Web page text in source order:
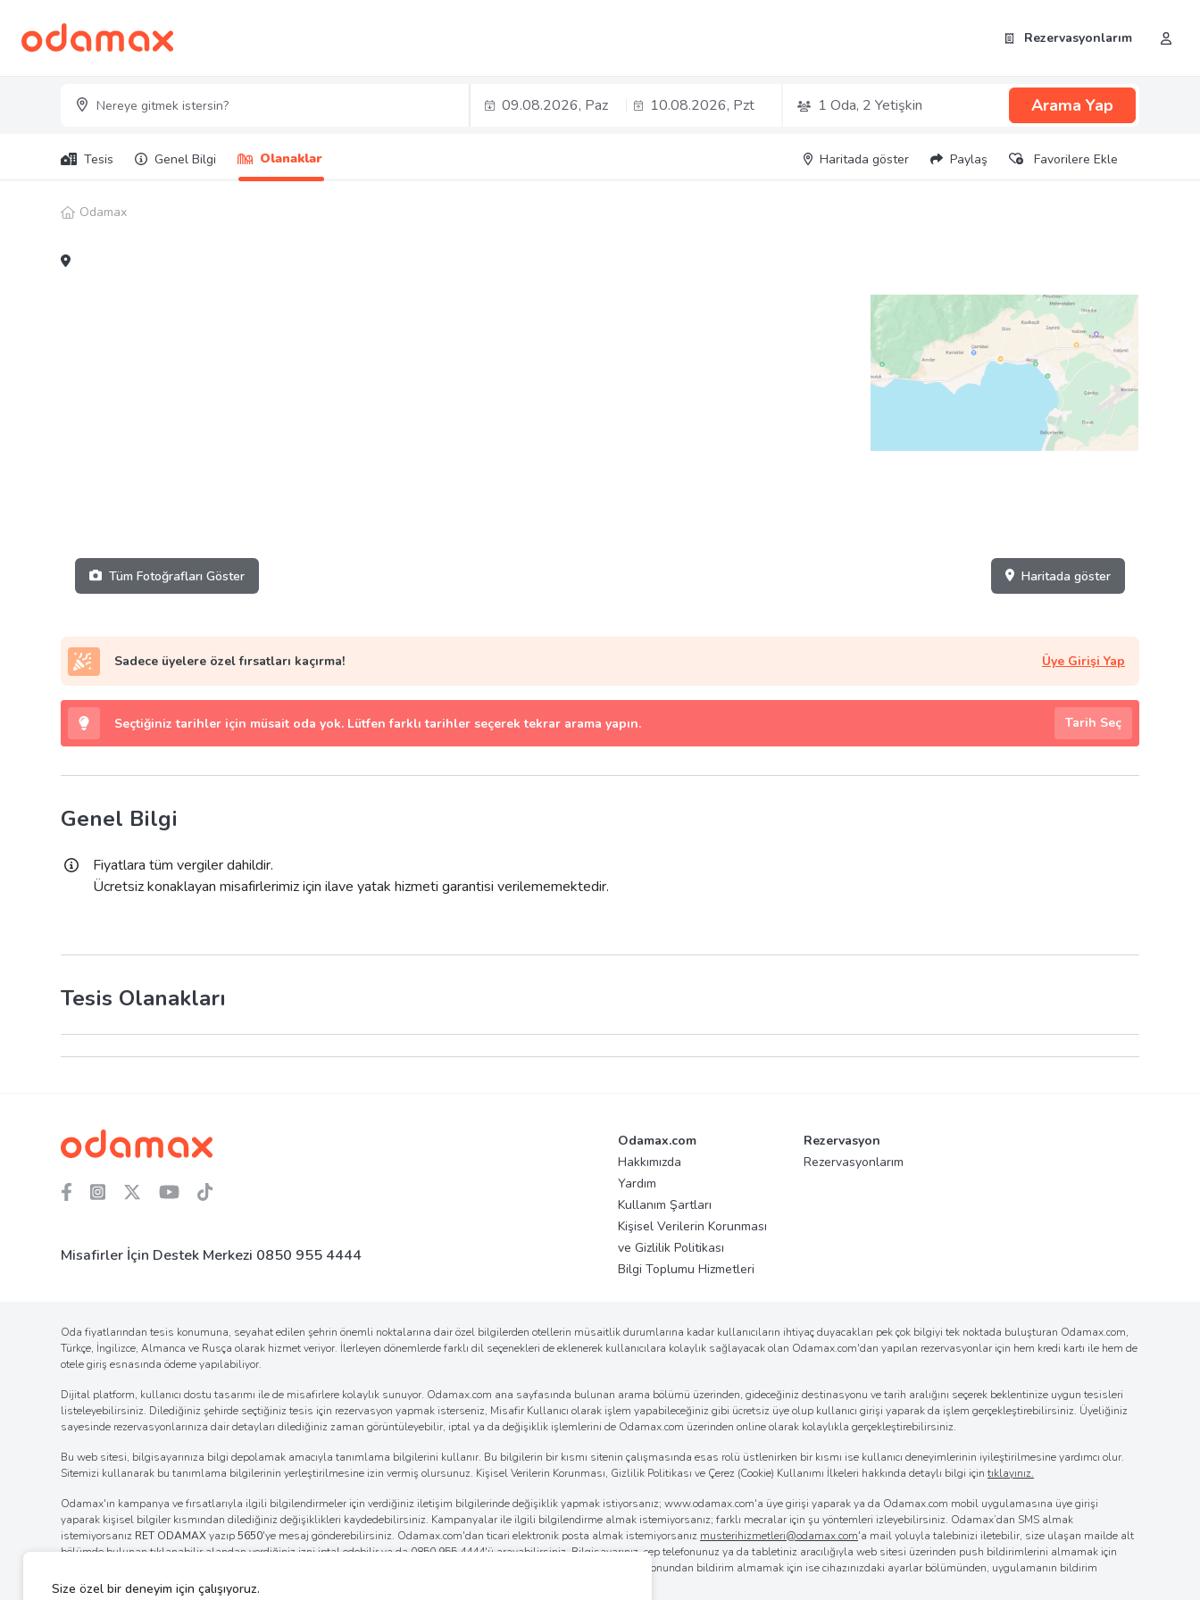
Rezervasyonlarım
09.08.2026, Paz 10.08.2026, Pzt 1 Oda, 2 Yetişkin Arama Yap
Tesis Genel Bilgi Olanaklar Haritada göster Paylaş Favorilere Ekle
Odamax
Tüm Fotoğrafları Göster Haritada göster
Sadece üyelere özel fırsatları kaçırma! Üye Girişi Yap
Seçtiğiniz tarihler için müsait oda yok. Lütfen farklı tarihler seçerek tekrar arama yapın. Tarih Seç
Genel Bilgi
Fiyatlara tüm vergiler dahildir.
Ücretsiz konaklayan misafirlerimiz için ilave yatak hizmeti garantisi verilememektedir.
Tesis Olanakları
Misafirler İçin Destek Merkezi 0850 955 4444
Odamax.com
Hakkımızda
Yardım
Kullanım Şartları
Kişisel Verilerin Korunması
ve Gizlilik Politikası
Bilgi Toplumu Hizmetleri
Rezervasyon
Rezervasyonlarım
Oda fiyatlarından tesis konumuna, seyahat edilen şehrin önemli noktalarına dair özel bilgilerden otellerin müsaitlik durumlarına kadar kullanıcıların ihtiyaç duyacakları pek çok bilgiyi tek noktada buluşturan Odamax.com,
Türkçe, İngilizce, Almanca ve Rusça olarak hizmet veriyor. İlerleyen dönemlerde farklı dil seçenekleri de eklenerek kullanıcılara kolaylık sağlayacak olan Odamax.com'dan yapılan rezervasyonlar için hem kredi kartı ile hem de
otele giriş esnasında ödeme yapılabiliyor.
Dijital platform, kullanıcı dostu tasarımı ile de misafirlere kolaylık sunuyor. Odamax.com ana sayfasında bulunan arama bölümü üzerinden, gideceğiniz destinasyonu ve tarih aralığını seçerek beklentinize uygun tesisleri
listeleyebilirsiniz. Dilediğiniz şehirde seçtiğiniz tesis için rezervasyon yapmak isterseniz, Misafir Kullanıcı olarak işlem yapabileceğiniz gibi ücretsiz üye olup kullanıcı girişi yaparak da işlem gerçekleştirebilirsiniz. Üyeliğiniz
sayesinde rezervasyonlarınıza dair detayları dilediğiniz zaman görüntüleyebilir, iptal ya da değişiklik işlemlerini de Odamax.com üzerinden online olarak kolaylıkla gerçekleştirebilirsiniz.
Bu web sitesi, bilgisayarınıza bilgi depolamak amacıyla tanımlama bilgilerini kullanır. Bu bilgilerin bir kısmı sitenin çalışmasında esas rolü üstlenirken bir kısmı ise kullanıcı deneyimlerinin iyileştirilmesine yardımcı olur.
Sitemizi kullanarak bu tanımlama bilgilerinin yerleştirilmesine izin vermiş olursunuz. Kişisel Verilerin Korunması, Gizlilik Politikası ve Çerez (Cookie) Kullanımı İlkeleri hakkında detaylı bilgi için tıklayınız.
Odamax'ın kampanya ve fırsatlarıyla ilgili bilgilendirmeler için verdiğiniz iletişim bilgilerinde değişiklik yapmak istiyorsanız; www.odamax.com'a üye girişi yaparak ya da Odamax.com mobil uygulamasına üye girişi
yaparak kişisel bilgiler kısmından dilediğiniz değişiklikleri kaydedebilirsiniz. Kampanyalar ile ilgili bilgilendirme almak istemiyorsanız; farklı mecralar için şu yöntemleri izleyebilirsiniz. Odamax’dan SMS almak
istemiyorsanız RET ODAMAXyazıp5650'ye mesaj gönderebilirsiniz. Odamax.com'dan ticari elektronik posta almak istemiyorsanız musterihizmetleri@odamax.com'a mail yoluyla talebinizi iletebilir, size ulaşan mailde alt
bölümde bulunan tıklanabilir alandan verdiğiniz izni iptal edebilir ya da 0850 955 4444'ü arayabilirsiniz. Bilgisayarınız, cep telefonunuz ya da tabletiniz aracılığıyla web sitesi üzerinden push bildirimlerini almamak için
internet tarayıcınızın ayarlar bölümünden bildirim izinlerinin kaldırılmasını sağlayabilirsiniz. Odamax.com mobil aplikasyonundan bildirim almamak için ise cihazınızdaki ayarlar bölümünden, uygulamanın bildirim
ayarlarını değiştirerek bildirim alımına engel olabilirsiniz.